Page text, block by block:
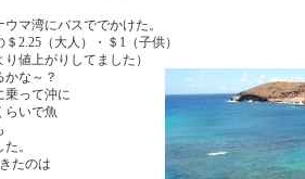
マ湾にバスででかけた。
2.25（大人）・＄1（子供）
値上がりしてました）
な～？
乗って沖に
らいで魚
。
たのは